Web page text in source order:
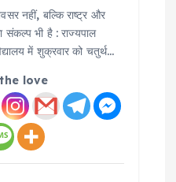
नहीं, बल्कि राष्ट्र और
संकल्प भी है : राज्यपाल
में शुक्रवार को चतुर्थ…
love